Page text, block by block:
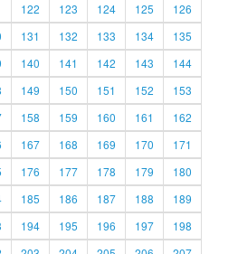
122 123 124 125
126
131 132 133 134
135
140 141 142 143
144
149 150 151 152
153
158 159 160 161
162
167 168 169 170
171
176 177 178 179
180
185 186 187 188
189
194 195 196 197
198